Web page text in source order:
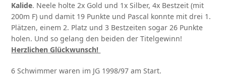
Kalide. Neele holte 2x Gold und 1x Silber, 4x Bestzeit (mit
200m F) und damit 19 Punkte und Pascal konnte mit drei 1.
Plätzen, einem 2. Platz und 3 Bestzeiten sogar 26 Punkte
holen. Und so gelang den beiden der Titelgewinn!
Herzlichen Glückwunsch!
6 Schwimmer waren im JG 1998/97 am Start.